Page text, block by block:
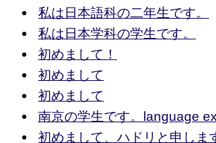
私は日本語科の二年生です。
私は日本学科の学生です。
初めまして！
初めまして
初めまして
南京の学生です。language
初めまして、ハドリと申しま